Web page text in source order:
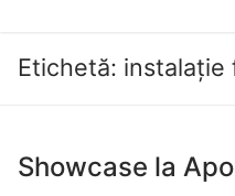
Etichetă: instalație
Showcase la